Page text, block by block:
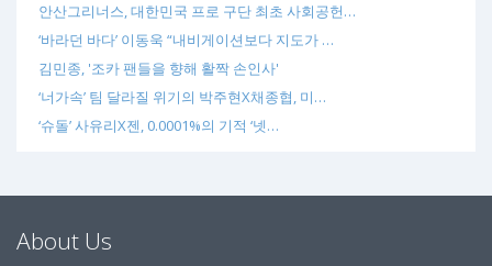
안산그리너스, 대한민국 프로 구단 최초 사회공헌…
‘바라던 바다’ 이동욱 “내비게이션보다 지도가 …
김민종, '조카 팬들을 향해 활짝 손인사'
‘너가속’ 팀 달라질 위기의 박주현X채종협, 미…
‘슈돌’ 사유리X젠, 0.0001%의 기적 ‘넷…
About Us